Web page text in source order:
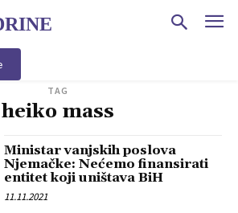
TAG
heiko mass
Ministar vanjskih poslova
Njemačke: Nećemo finansirati
entitet koji uništava BiH
11.11.2021